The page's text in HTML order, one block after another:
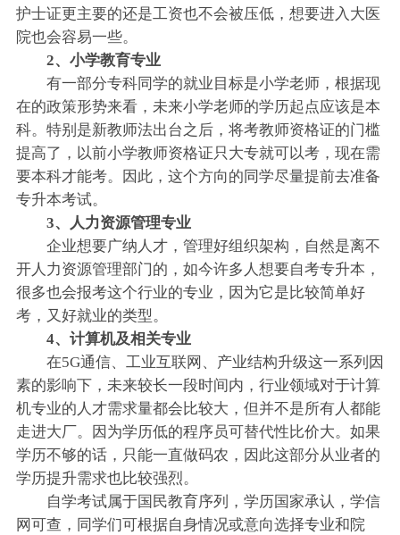
护士证更主要的还是工资也不会被压低，想要进入大医
院也会容易一些。
2、小学教育专业
有一部分专科同学的就业目标是小学老师，根据现
在的政策形势来看，未来小学老师的学历起点应该是本
科。特别是新教师法出台之后，将考教师资格证的门槛
提高了，以前小学教师资格证只大专就可以考，现在需
要本科才能考。因此，这个方向的同学尽量提前去准备
专升本考试。
3、人力资源管理专业
企业想要广纳人才，管理好组织架构，自然是离不
开人力资源管理部门的，如今许多人想要自考专升本，
很多也会报考这个行业的专业，因为它是比较简单好
考，又好就业的类型。
4、计算机及相关专业
在5G通信、工业互联网、产业结构升级这一系列因
素的影响下，未来较长一段时间内，行业领域对于计算
机专业的人才需求量都会比较大，但并不是所有人都能
走进大厂。因为学历低的程序员可替代性比价大。如果
学历不够的话，只能一直做码农，因此这部分从业者的
学历提升需求也比较强烈。
自学考试属于国民教育序列，学历国家承认，学信
网可查，同学们可根据自身情况或意向选择专业和院